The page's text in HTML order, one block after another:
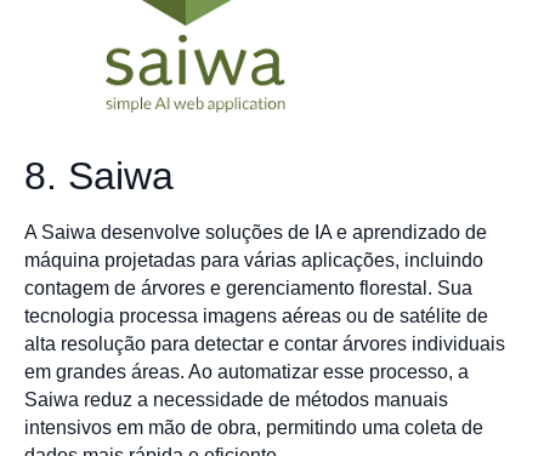
8. Saiwa
A Saiwa desenvolve soluções de IA e aprendizado de
máquina projetadas para várias aplicações, incluindo
contagem de árvores e gerenciamento florestal. Sua
tecnologia processa imagens aéreas ou de satélite de
alta resolução para detectar e contar árvores individuais
em grandes áreas. Ao automatizar esse processo, a
Saiwa reduz a necessidade de métodos manuais
intensivos em mão de obra, permitindo uma coleta de